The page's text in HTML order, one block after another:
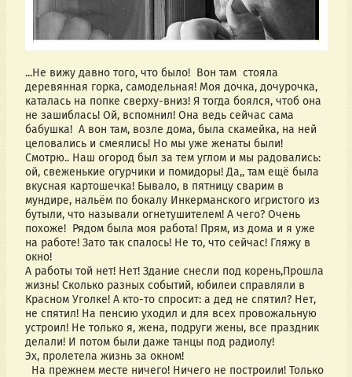
...Не вижу давно того, что было!  Вон там  стояла
деревянная горка, самодельная! Моя дочка, дочурочка,
каталась на попке сверху-вниз! Я тогда боялся, чтоб она
не зашиблась! Ой, вспомнил! Она ведь сейчас сама
бабушка!  А вон там, возле дома, была скамейка, на ней
целовались и смеялись! Но мы уже женаты были!
Смотрю.. Наш огород был за тем углом и мы радовались:
ой, свеженькие огурчики и помидоры! Да,, там ещё была
вкусная картошечка! Бывало, в пятницу сварим в
мундире, нальём по бокалу Инкерманского игристого из
бутыли, что называли огнетушителем! А чего? Очень
похоже!  Рядом была моя работа! Прям, из дома и я уже
на работе! Зато так спалось! Не то, что сейчас! Гляжу в
окно!
А работы той нет! Нет! Здание снесли под корень,Прошла
жизнь! Сколько разных событий, юбилеи справляли в
Красном Уголке! А кто-то спросит: а дед не спятил? Нет,
не спятил! На пенсию уходил и для всех провожальную
устроил! Не только я, жена, подруги жены, все праздник
делали! И потом были даже танцы под радиолу!
Эх, пролетела жизнь за окном!